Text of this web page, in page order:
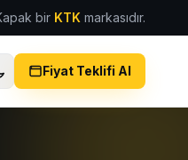
bir KTK markasıdır.
Fiyat Teklifi Al